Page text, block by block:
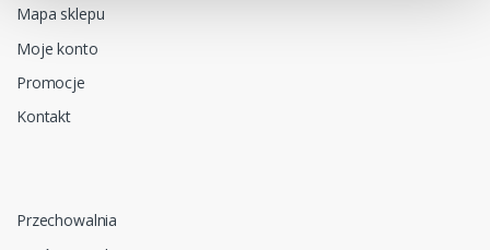
Mapa sklepu
Moje konto
Promocje
Kontakt
Przechowalnia